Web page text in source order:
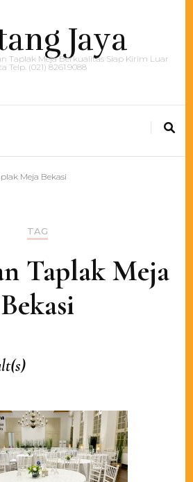
Jaya
Taplak Meja Berkualitas Siap Kirim Luar
Telp. (021) 8261.9088
Meja Bekasi
TAG
Taplak Meja
Bekasi